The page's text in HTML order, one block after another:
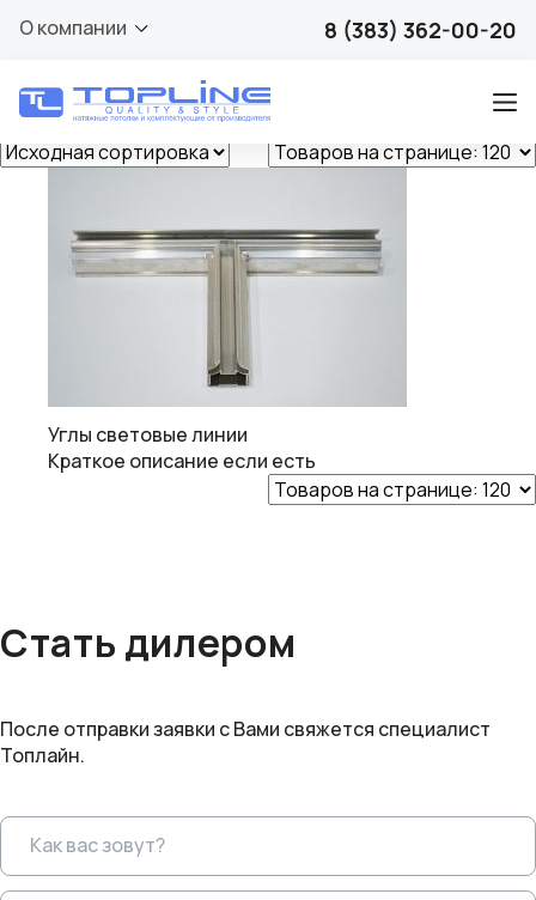
О компании 8 (383) 362-00-20
Металл
Отображение единственного товара
Углы световые линии
Краткое описание если есть
Стать дилером
После отправки заявки с Вами свяжется специалист
Топлайн.